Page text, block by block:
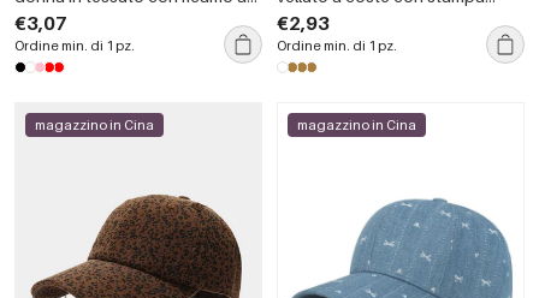
lettere semplici
€3,07
Ordine min. di 1 pz.
leopardata retrò della serie
Simple
€2,93
Ordine min. di 1 pz.
magazzino in Cina magazzino in Cina